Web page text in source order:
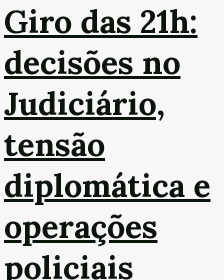
Giro das 21h:
decisões no
Judiciário,
tensão
diplomática e
operações
policiais